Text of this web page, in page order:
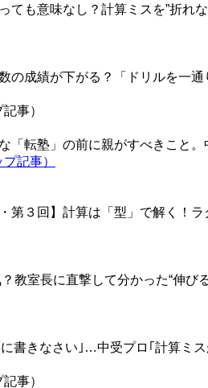
も意味なし？計算ミスを”折れ
の成績が下がる？「ドリルを一通
事）
転塾」の前に親がすべきこと。
第３回】計算は「型」で解く！ラ
教室長に直撃して分かった“伸びる
書きなさい｣…中受プロ｢計算ミ
事）